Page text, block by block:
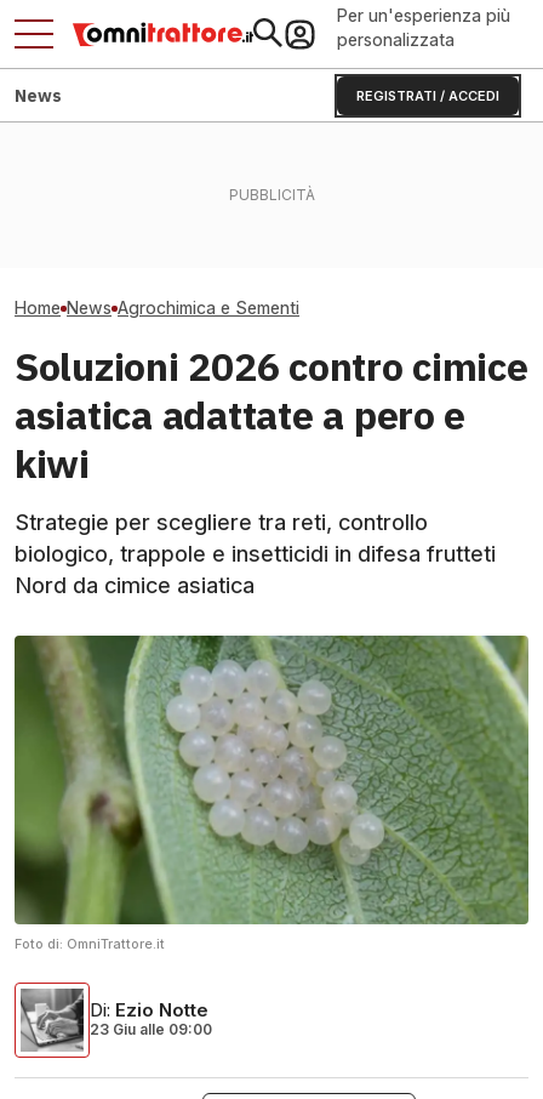
Per un'esperienza più
personalizzata
REGISTRATI / ACCEDI
News
Home News Agrochimica e Sementi
Soluzioni 2026 contro cimice
asiatica adattate a pero e
kiwi
Strategie per scegliere tra reti, controllo
biologico, trappole e insetticidi in difesa frutteti
Nord da cimice asiatica
Foto di: OmniTrattore.it
Di: Ezio Notte
23 Giu alle 09:00